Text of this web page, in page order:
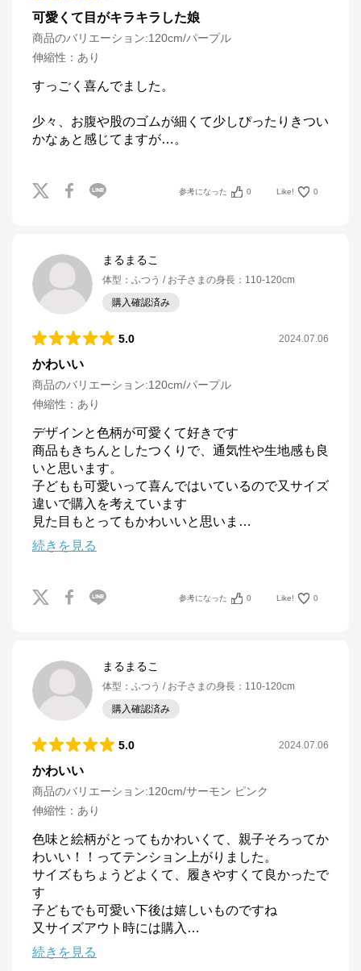
可愛くて目がキラキラした娘
商品のバリエーション:120cm/パープル
伸縮性 ： あり
すっごく喜んでました。
少々、お腹や股のゴムが細くて少しぴったりきつい
かなぁと感じてますが…。
参考になった 0 Like! 0
まるまるこ
体型 ： ふつう お子さまの身長 ： 110-120cm
購入確認済み
5.0 2024.07.06
かわいい
商品のバリエーション:120cm/パープル
伸縮性 ： あり
デザインと色柄が可愛くて好きです
商品もきちんとしたつくりで、通気性や生地感も良
いと思います。
子どもも可愛いって喜んではいているので又サイズ
違いで購入を考えています
見た目もとってもかわいいと思いま …
続きを見る
参考になった 0 Like! 0
まるまるこ
体型 ： ふつう お子さまの身長 ： 110-120cm
購入確認済み
5.0 2024.07.06
かわいい
商品のバリエーション:120cm/サーモン ピンク
伸縮性 ： あり
色味と絵柄がとってもかわいくて、親子そろってか
わいい！！ってテンション上がりました。
サイズもちょうどよくて、履きやすくて良かったで
す
子どもでも可愛い下後は嬉しいものですね
又サイズアウト時には購入 …
続きを見る